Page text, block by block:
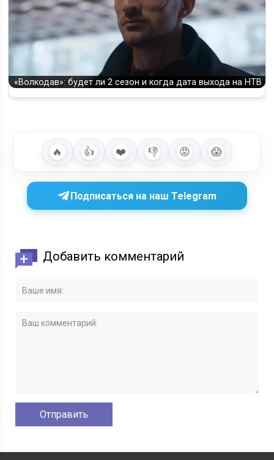
«Волкодав»: будет ли 2 сезон и когда дата выхода на НТВ
🔥 👍 ❤️ 👎 😡 😱
Подписаться на наш Telegram
Добавить комментарий